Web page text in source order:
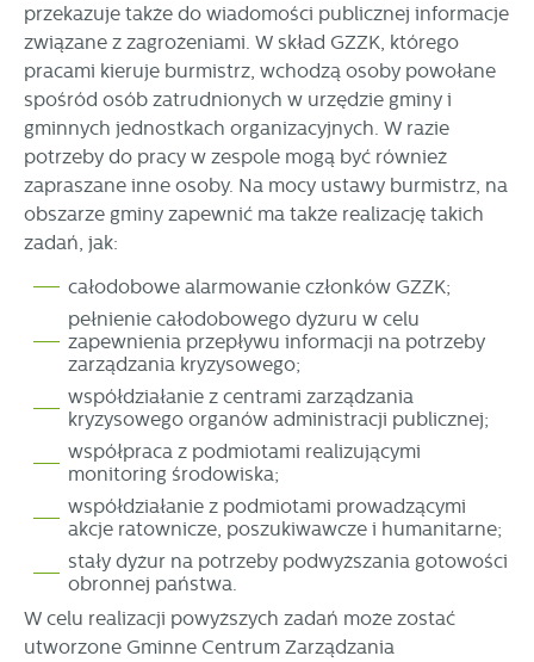
przekazuje także do wiadomości publicznej informacje
związane z zagrożeniami. W skład GZZK, którego
pracami kieruje burmistrz, wchodzą osoby powołane
spośród osób zatrudnionych w urzędzie gminy i
gminnych jednostkach organizacyjnych. W razie
potrzeby do pracy w zespole mogą być również
zapraszane inne osoby. Na mocy ustawy burmistrz, na
obszarze gminy zapewnić ma także realizację takich
zadań, jak:
całodobowe alarmowanie członków GZZK;
pełnienie całodobowego dyżuru w celu
zapewnienia przepływu informacji na potrzeby
zarządzania kryzysowego;
współdziałanie z centrami zarządzania
kryzysowego organów administracji publicznej;
współpraca z podmiotami realizującymi
monitoring środowiska;
współdziałanie z podmiotami prowadzącymi
akcje ratownicze, poszukiwawcze i humanitarne;
stały dyżur na potrzeby podwyższania gotowości
obronnej państwa.
W celu realizacji powyższych zadań może zostać
utworzone Gminne Centrum Zarządzania